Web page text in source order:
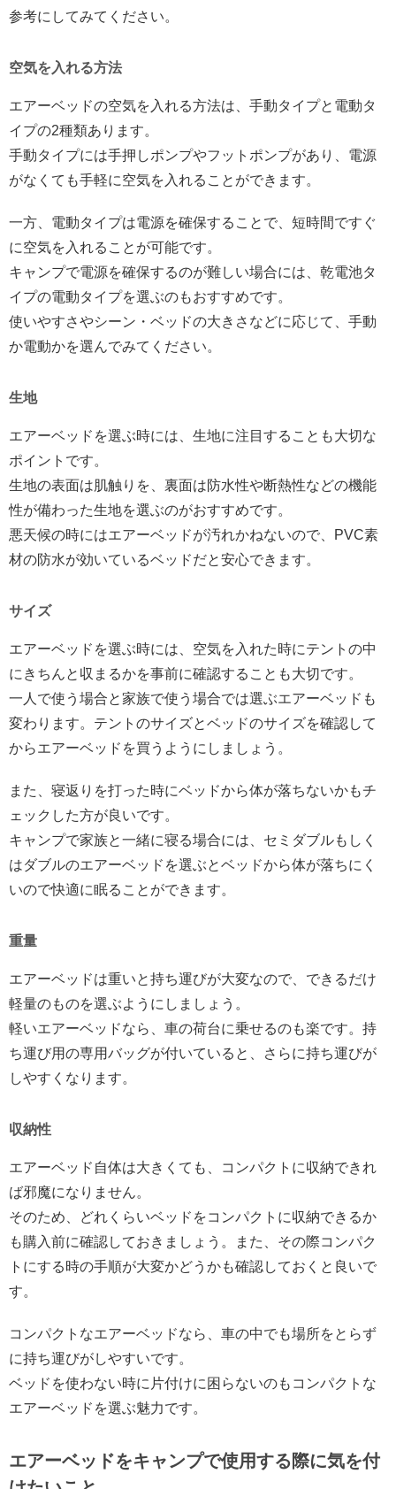
参考にしてみてください。
空気を入れる方法
エアーベッドの空気を入れる方法は、手動タイプと電動タ
イプの2種類あります。
手動タイプには手押しポンプやフットポンプがあり、電源
がなくても手軽に空気を入れることができます。
一方、電動タイプは電源を確保することで、短時間ですぐ
に空気を入れることが可能です。
キャンプで電源を確保するのが難しい場合には、乾電池タ
イプの電動タイプを選ぶのもおすすめです。
使いやすさやシーン・ベッドの大きさなどに応じて、手動
か電動かを選んでみてください。
生地
エアーベッドを選ぶ時には、生地に注目することも大切な
ポイントです。
生地の表面は肌触りを、裏面は防水性や断熱性などの機能
性が備わった生地を選ぶのがおすすめです。
悪天候の時にはエアーベッドが汚れかねないので、PVC素
材の防水が効いているベッドだと安心できます。
サイズ
エアーベッドを選ぶ時には、空気を入れた時にテントの中
にきちんと収まるかを事前に確認することも大切です。
一人で使う場合と家族で使う場合では選ぶエアーベッドも
変わります。テントのサイズとベッドのサイズを確認して
からエアーベッドを買うようにしましょう。
また、寝返りを打った時にベッドから体が落ちないかもチ
ェックした方が良いです。
キャンプで家族と一緒に寝る場合には、セミダブルもしく
はダブルのエアーベッドを選ぶとベッドから体が落ちにく
いので快適に眠ることができます。
重量
エアーベッドは重いと持ち運びが大変なので、できるだけ
軽量のものを選ぶようにしましょう。
軽いエアーベッドなら、車の荷台に乗せるのも楽です。持
ち運び用の専用バッグが付いていると、さらに持ち運びが
しやすくなります。
収納性
エアーベッド自体は大きくても、コンパクトに収納できれ
ば邪魔になりません。
そのため、どれくらいベッドをコンパクトに収納できるか
も購入前に確認しておきましょう。また、その際コンパク
トにする時の手順が大変かどうかも確認しておくと良いで
す。
コンパクトなエアーベッドなら、車の中でも場所をとらず
に持ち運びがしやすいです。
ベッドを使わない時に片付けに困らないのもコンパクトな
エアーベッドを選ぶ魅力です。
エアーベッドをキャンプで使用する際に気を付